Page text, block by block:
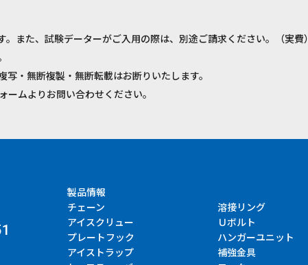
また、試験データーがご入用の際は、別途ご請求ください。（実費）
・無断複製・無断転載はお断りいたします。
ムよりお問い合わせください。
製品情報
チェーン
溶接リング
アイスクリュー
Ｕボルト
プレートフック
ハンガーユニット
アイストラップ
補強金具